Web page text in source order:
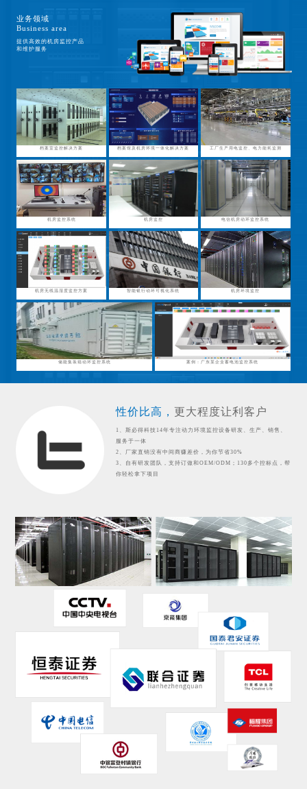
业务领域
Business area
提供高效的机房监控产品
和维护服务
档案室监控解决方案 档案馆及机房环境一体化解决方案 工厂生产用电监控、电力能耗监测
机房监控系统 机房监控 电信机房动环监控系统
机房无线温湿度监控方案 智能银行动环可视化系统 机房环境监控
储能集装箱动环监控系统 案例：广东某企业蓄电池监控系统
性价比高， 更大程度让利客户
1、斯必得科技14年专注动力环境监控设备研发、生产、销售、
服务于一体
2、厂家直销没有中间商赚差价，为你节省30%
3、自有研发团队，支持订做和OEM/ODM；130多个控标点，帮
你轻松拿下项目